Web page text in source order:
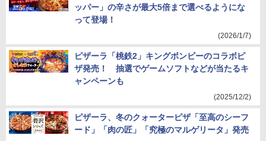
ッパー」の辛さが最大5倍まで選べるようにな
って登場！
(2026/1/7)
ピザーラ「桃鉄2」キングボンビーのコラボピ
ザ発売！ 抽選でゲームソフトなどが当たるキ
ャンペーンも
(2025/12/2)
ピザーラ、冬のクォーターピザ「至高のシーフ
ード」「肉の匠」「究極のマルゲリータ」発売